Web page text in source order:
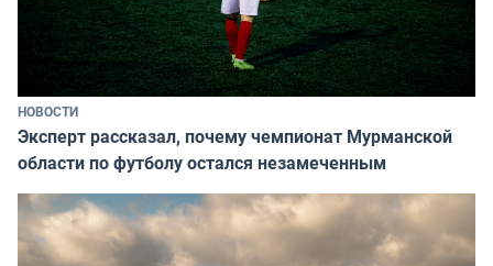
НОВОСТИ
Эксперт рассказал, почему чемпионат Мурманской
области по футболу остался незамеченным